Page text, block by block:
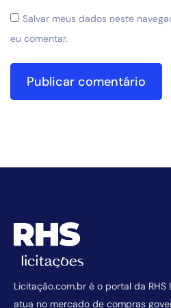
Salvar meus dados neste
eu comentar.
Licitação.com.br é o portal da
atua no mercado de compras